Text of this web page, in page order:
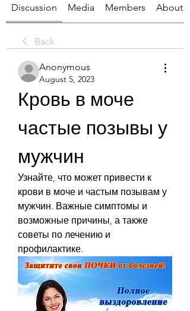
Discussion Media Members About
Back
Anonymous
August 5, 2023
Кровь в моче
частые позывы у
мужчин
Узнайте, что может привести к
крови в моче и частым позывам у
мужчин. Важные симптомы и
возможные причины, а также
советы по лечению и
профилактике.